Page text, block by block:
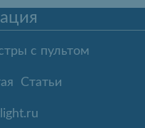
с пультом
Статьи